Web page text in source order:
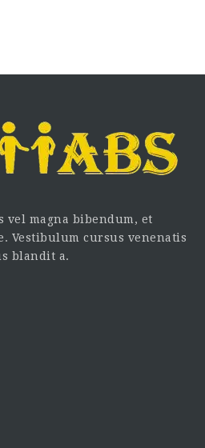
vel magna bibendum, et
Vestibulum cursus venenatis
blandit a.